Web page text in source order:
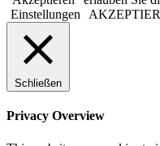
Einstellungen
Schließen
Privacy Overview